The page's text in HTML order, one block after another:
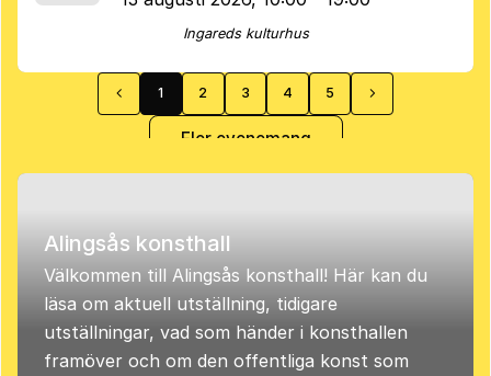
Ingareds kulturhus
Förgående sida
chevron_left Gå till sida
1 Gå till sida
2 Gå till sida
3 Gå till sida
4 Gå till sida
5 Nästa sida
chevron_right
Fler evenemang
Alingsås konsthall
Välkommen till Alingsås konsthall! Här kan du
läsa om aktuell utställning, tidigare
utställningar, vad som händer i konsthallen
framöver och om den offentliga konst som